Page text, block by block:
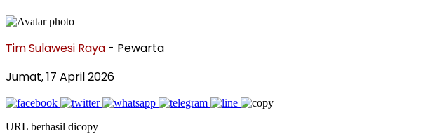
Tim Sulawesi Raya - Pewarta
Jumat, 17 April 2026
URL berhasil dicopy